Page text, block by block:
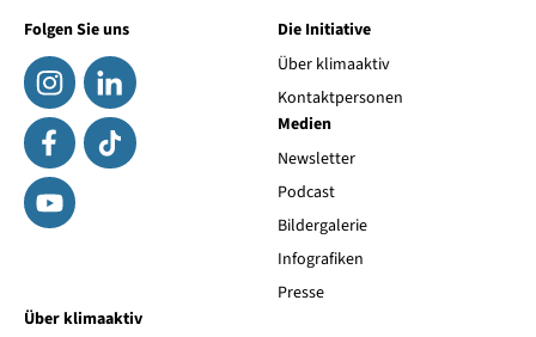
Folgen Sie uns
Die Initiative
Über klimaaktiv
Kontaktpersonen
Medien
Newsletter
Podcast
Bildergalerie
Infografiken
Presse
Über klimaaktiv